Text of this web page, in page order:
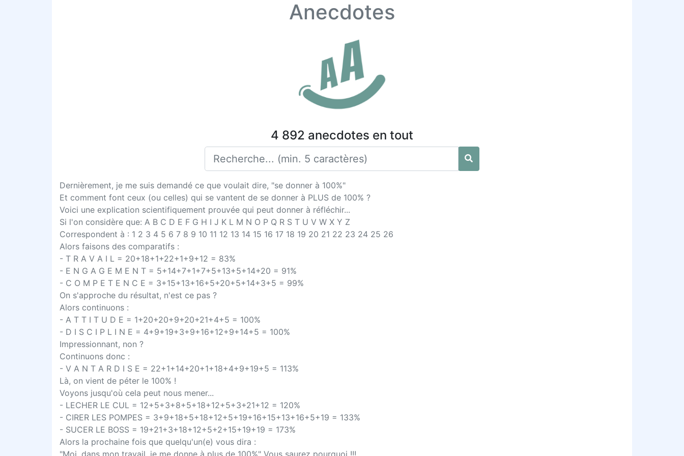
Anecdotes
4 892 anecdotes en tout
Dernièrement, je me suis demandé ce que voulait dire, "se donner à 100%"
Et comment font ceux (ou celles) qui se vantent de se donner à PLUS de 100% ?
Voici une explication scientifiquement prouvée qui peut donner à réfléchir...
Si l'on considère que: A B C D E F G H I J K L M N O P Q R S T U V W X Y Z
Correspondent à : 1 2 3 4 5 6 7 8 9 10 11 12 13 14 15 16 17 18 19 20 21 22 23 24 25 26
Alors faisons des comparatifs :
- T R A V A I L = 20+18+1+22+1+9+12 = 83%
- E N G A G E M E N T = 5+14+7+1+7+5+13+5+14+20 = 91%
- C O M P E T E N C E = 3+15+13+16+5+20+5+14+3+5 = 99%
On s'approche du résultat, n'est ce pas ?
Alors continuons :
- A T T I T U D E = 1+20+20+9+20+21+4+5 = 100%
- D I S C I P L I N E = 4+9+19+3+9+16+12+9+14+5 = 100%
Impressionnant, non ?
Continuons donc :
- V A N T A R D I S E = 22+1+14+20+1+18+4+9+19+5 = 113%
Là, on vient de péter le 100% !
Voyons jusqu'où cela peut nous mener...
- LECHER LE CUL = 12+5+3+8+5+18+12+5+3+21+12 = 120%
- CIRER LES POMPES = 3+9+18+5+18+12+5+19+16+15+13+16+5+19 = 133%
- SUCER LE BOSS = 19+21+3+18+12+5+2+15+19+19 = 173%
Alors la prochaine fois que quelqu'un(e) vous dira :
"Moi, dans mon travail, je me donne à plus de 100%" Vous saurez pourquoi !!!